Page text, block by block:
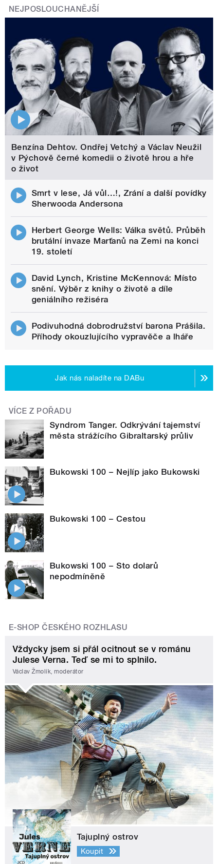
NEJPOSLOUCHANĚJŠÍ
Benzína Dehtov. Ondřej Vetchý a Václav Neužil
v Pýchově černé komedii o životě hrou a hře
o život
Smrt v lese, Já vůl…!, Zrání a další povídky
Sherwooda Andersona
Herbert George Wells: Válka světů. Průběh
brutální invaze Marťanů na Zemi na konci
19. století
David Lynch, Kristine McKennová: Místo
snění. Výběr z knihy o životě a díle
geniálního režiséra
Podivuhodná dobrodružství barona Prášila.
Příhody okouzlujícího vypravěče a lháře
Jak nás naladíte na DABu
VÍCE Z POŘADU
Syndrom Tanger. Odkrývání tajemství
města strážícího Gibraltarský průliv
Bukowski 100 – Nejlíp jako Bukowski
Bukowski 100 – Cestou
Bukowski 100 – Sto dolarů
nepodmíněně
E-SHOP ČESKÉHO ROZHLASU
Vždycky jsem si přál ocitnout se v románu
Julese Verna. Teď se mi to splnilo.
Václav Žmolík, moderátor
Tajuplný ostrov
Koupit